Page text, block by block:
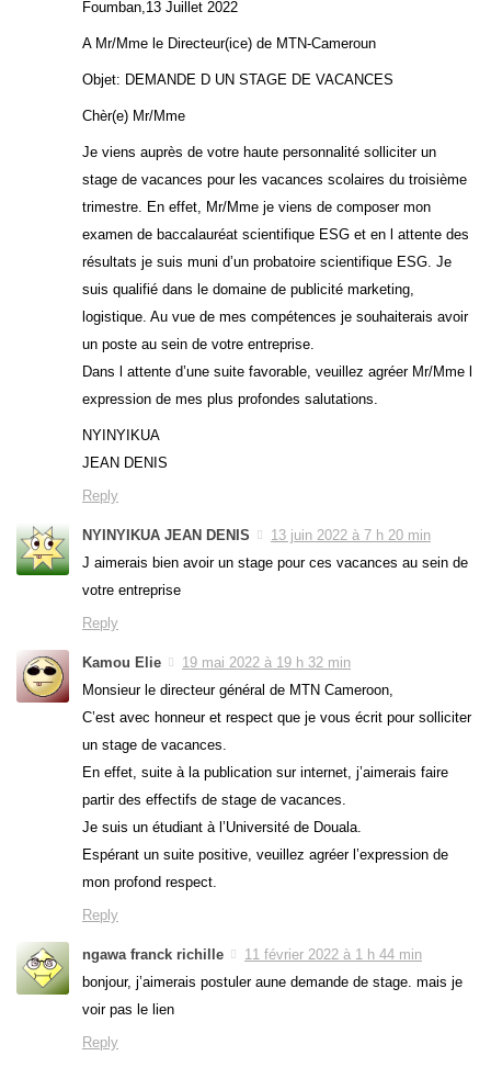
Foumban,13 Juillet 2022
A Mr/Mme le Directeur(ice) de MTN-Cameroun
Objet: DEMANDE D UN STAGE DE VACANCES
Chèr(e) Mr/Mme
Je viens auprès de votre haute personnalité solliciter un
stage de vacances pour les vacances scolaires du troisième
trimestre. En effet, Mr/Mme je viens de composer mon
examen de baccalauréat scientifique ESG et en l attente des
résultats je suis muni d’un probatoire scientifique ESG. Je
suis qualifié dans le domaine de publicité marketing,
logistique. Au vue de mes compétences je souhaiterais avoir
un poste au sein de votre entreprise.
Dans l attente d’une suite favorable, veuillez agréer Mr/Mme l
expression de mes plus profondes salutations.
NYINYIKUA
JEAN DENIS
Reply
NYINYIKUA JEAN DENIS
13 juin 2022 à 7 h 20 min
J aimerais bien avoir un stage pour ces vacances au sein de
votre entreprise
Reply
Kamou Elie
19 mai 2022 à 19 h 32 min
Monsieur le directeur général de MTN Cameroon,
C’est avec honneur et respect que je vous écrit pour solliciter
un stage de vacances.
En effet, suite à la publication sur internet, j’aimerais faire
partir des effectifs de stage de vacances.
Je suis un étudiant à l’Université de Douala.
Espérant un suite positive, veuillez agréer l’expression de
mon profond respect.
Reply
ngawa franck richille
11 février 2022 à 1 h 44 min
bonjour, j’aimerais postuler aune demande de stage. mais je
voir pas le lien
Reply